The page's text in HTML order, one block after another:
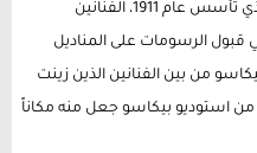
يجتذب مقهى لا روتوند في مونبارناس، الذي تأسس عام 1911، الفنانين
قبول الرسومات على المناديل
من بين الفنانين الذين زينت
أعمالهم جدرانه. كما أن قرب La Rotonde من استوديو بيكاسو جعل منه مكاناً